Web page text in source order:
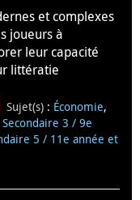
et complexes
joueurs à
leur capacité
littératie
Sujet(s) : Économie,
Secondaire 3 / 9e
5 / 11e année et